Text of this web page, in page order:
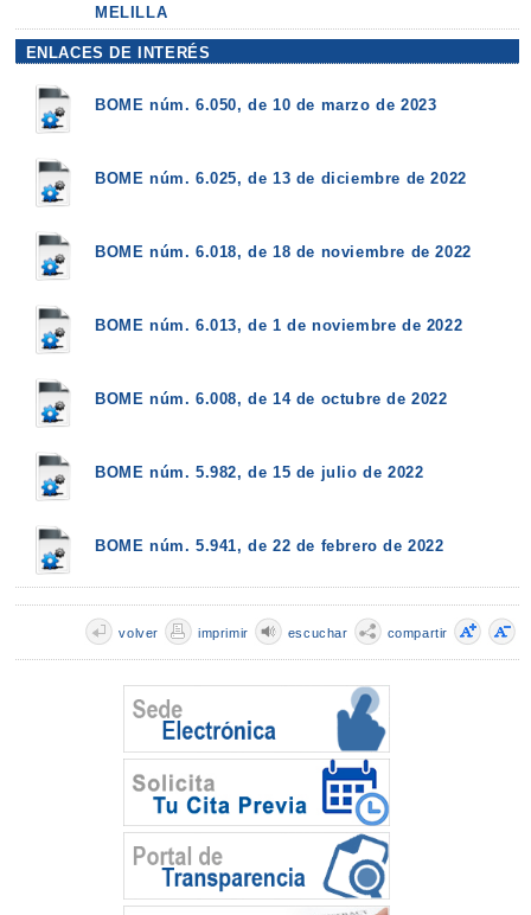
MELILLA
ENLACES DE INTERÉS
BOME núm. 6.050, de 10 de marzo de 2023
BOME núm. 6.025, de 13 de diciembre de 2022
BOME núm. 6.018, de 18 de noviembre de 2022
BOME núm. 6.013, de 1 de noviembre de 2022
BOME núm. 6.008, de 14 de octubre de 2022
BOME núm. 5.982, de 15 de julio de 2022
BOME núm. 5.941, de 22 de febrero de 2022
compartir
escuchar
imprimir
volver